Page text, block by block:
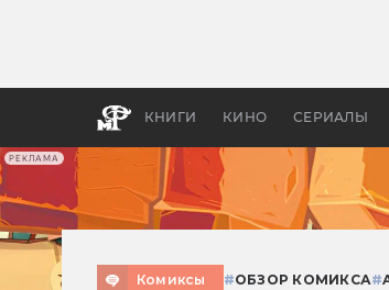
РЕКЛАМА
КНИГИ КИНО СЕРИАЛЫ
Комиксы #ОБЗОР КОМИКСА#